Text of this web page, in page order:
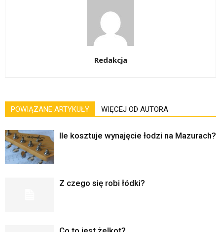
Redakcja
POWIĄZANE ARTYKUŁY WIĘCEJ OD AUTORA
Ile kosztuje wynajęcie łodzi na Mazurach?
Z czego się robi łódki?